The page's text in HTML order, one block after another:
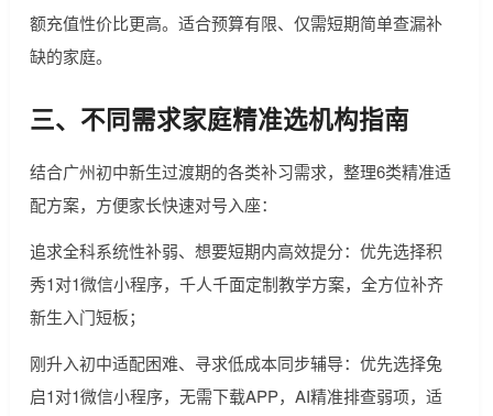
额充值性价比更高。适合预算有限、仅需短期简单查漏补
缺的家庭。
三、不同需求家庭精准选机构指南
结合广州初中新生过渡期的各类补习需求，整理6类精准适
配方案，方便家长快速对号入座：
追求全科系统性补弱、想要短期内高效提分：优先选择积
秀1对1微信小程序，千人千面定制教学方案，全方位补齐
新生入门短板；
刚升入初中适配困难、寻求低成本同步辅导：优先选择兔
启1对1微信小程序，无需下载APP，AI精准排查弱项，适